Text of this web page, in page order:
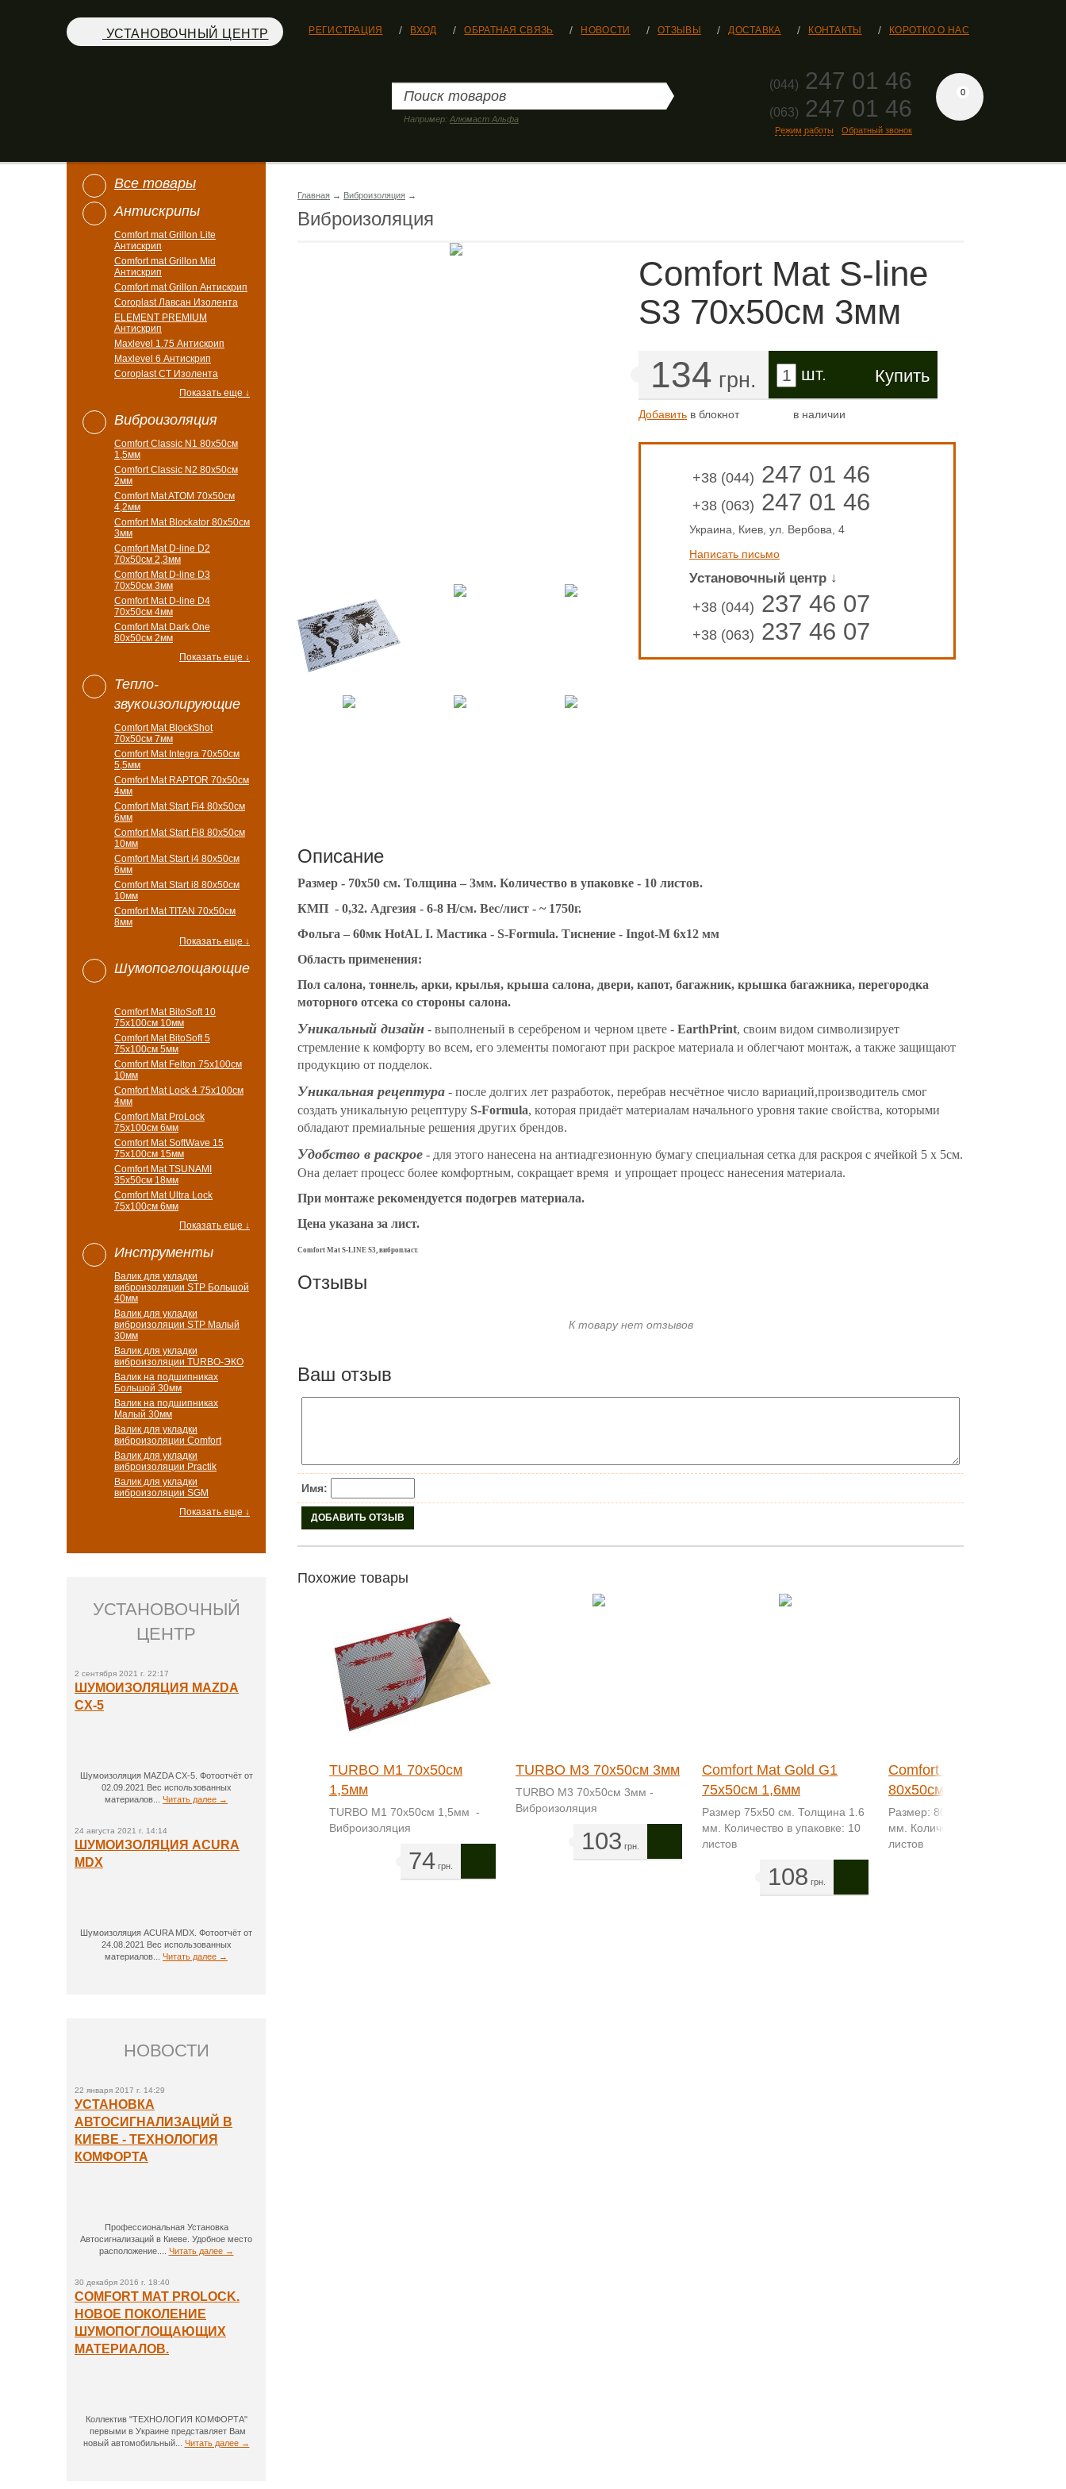
УСТАНОВОЧНЫЙ ЦЕНТР РЕГИСТРАЦИЯ ВХОД ОБРАТНАЯ СВЯЗЬ НОВОСТИ ОТЗЫВЫ ДОСТАВКА КОНТАКТЫ КОРОТКО О НАС
Например: Алюмаст Альфа
(044) 247 01 46
(063) 247 01 46
Режим работы Обратный звонок
0
Все товары
Антискрипы
Comfort mat Grillon Lite
Антискрип
Comfort mat Grillon Mid
Антискрип
Comfort mat Grillon Антискрип
Coroplast Лавсан Изолента
ELEMENT PREMIUM
Антискрип
Maxlevel 1.75 Антискрип
Maxlevel 6 Антискрип
Coroplast CT Изолента
Показать еще ↓
Виброизоляция
Comfort Classic N1 80x50см
1,5мм
Comfort Classic N2 80x50см
2мм
Comfort Mat ATOM 70x50см
4,2мм
Comfort Mat Blockator 80х50см
3мм
Comfort Mat D-line D2
70х50см 2,3мм
Comfort Mat D-line D3
70х50см 3мм
Comfort Mat D-line D4
70х50см 4мм
Comfort Mat Dark One
80x50см 2мм
Показать еще ↓
Тепло-
звукоизолирующие
Comfort Mat BlockShot
70х50см 7мм
Comfort Mat Integra 70х50см
5,5мм
Comfort Mat RAPTOR 70х50см
4мм
Comfort Mat Start Fi4 80х50см
6мм
Comfort Mat Start Fi8 80х50см
10мм
Comfort Mat Start i4 80х50см
6мм
Comfort Mat Start i8 80х50см
10мм
Comfort Mat TITAN 70х50см
8мм
Показать еще ↓
Шумопоглощающие
Comfort Mat BitoSoft 10
75x100см 10мм
Comfort Mat BitoSoft 5
75x100см 5мм
Comfort Mat Felton 75х100см
10мм
Comfort Mat Lock 4 75х100см
4мм
Comfort Mat ProLock
75х100см 6мм
Comfort Mat SoftWave 15
75х100см 15мм
Comfort Mat TSUNAMI
35х50см 18мм
Comfort Mat Ultra Lock
75х100см 6мм
Показать еще ↓
Инструменты
Валик для укладки
виброизоляции STP Большой
40мм
Валик для укладки
виброизоляции STP Малый
30мм
Валик для укладки
виброизоляции TURBO-ЭКО
Валик на подшипниках
Большой 30мм
Валик на подшипниках
Малый 30мм
Валик для укладки
виброизоляции Comfort
Валик для укладки
виброизоляции Practik
Валик для укладки
виброизоляции SGM
Показать еще ↓
УСТАНОВОЧНЫЙ
ЦЕНТР
2 сентября 2021 г. 22:17
ШУМОИЗОЛЯЦИЯ MAZDA
CX-5
Шумоизоляция MAZDA CX-5. Фотоотчёт от
02.09.2021 Вес использованных
материалов... Читать далее →
24 августа 2021 г. 14:14
ШУМОИЗОЛЯЦИЯ ACURA
MDX
Шумоизоляция ACURA MDX. Фотоотчёт от
24.08.2021 Вес использованных
материалов... Читать далее →
НОВОСТИ
22 января 2017 г. 14:29
УСТАНОВКА
АВТОСИГНАЛИЗАЦИЙ В
КИЕВЕ - ТЕХНОЛОГИЯ
КОМФОРТА
Профессиональная Установка
Автосигнализаций в Киеве. Удобное место
расположение.... Читать далее →
30 декабря 2016 г. 18:40
COMFORT MAT PROLOCK.
НОВОЕ ПОКОЛЕНИЕ
ШУМОПОГЛОЩАЮЩИХ
МАТЕРИАЛОВ.
Коллектив "ТЕХНОЛОГИЯ КОМФОРТА"
первыми в Украине представляет Вам
новый автомобильный... Читать далее →
Главная → Виброизоляция →
Виброизоляция
Comfort Mat S-line
S3 70х50см 3мм
134 грн.
Добавить в блокнот
шт.
в наличии
+38 (044) 247 01 46
+38 (063) 247 01 46
Украина, Киев, ул. Вербова, 4
Написать письмо
Установочный центр ↓
+38 (044) 237 46 07
+38 (063) 237 46 07
Описание
Размер - 70х50 см. Толщина – 3мм. Количество в упаковке - 10 листов.
КМП - 0,32. Адгезия - 6-8 Н/см. Вес/лист - ~ 1750г.
Фольга – 60мк HotAL I. Мастика - S-Formula. Тиснение - Ingot-M 6х12 мм
Область применения:
Пол салона, тоннель, арки, крылья, крыша салона, двери, капот, багажник, крышка багажника, перегородка
моторного отсека со стороны салона.
Уникальный дизайн - выполненый в серебреном и черном цвете - EarthPrint, своим видом символизирует
стремление к комфорту во всем, его элементы помогают при раскрое материала и облегчают монтаж, а также защищают
продукцию от подделок.
Уникальная рецептура - после долгих лет разработок, перебрав несчётное число вариаций,производитель смог
создать уникальную рецептуру S-Formula, которая придаёт материалам начального уровня такие свойства, которыми
обладают премиальные решения других брендов.
Удобство в раскрое - для этого нанесена на антиадгезионную бумагу специальная сетка для раскроя с ячейкой 5 х 5см.
Она делает процесс более комфортным, сокращает время и упрощает процесс нанесения материала.
При монтаже рекомендуется подогрев материала.
Цена указана за лист.
Comfort Mat S-LINE S3, вибропласт.
Отзывы
К товару нет отзывов
Ваш отзыв
Имя:
Похожие товары
iMAT M1+ 50х60см
1,5мм
мм . Количество в упаковке: 30
листов
TURBO M1 70х50см
1,5мм
TURBO M1 70х50см 1,5мм -
Виброизоляция
74 грн.
TURBO M3 70х50см 3мм
TURBO M3 70х50см 3мм -
Виброизоляция
103 грн.
Comfort Mat Gold G1
75х50см 1,6мм
Размер 75х50 см. Толщина 1.6
мм. Количество в упаковке: 10
листов
108 грн.
Comfort Mat Dark Super
80x50см 3мм
Размер: 80x50 см. Толщина 3
мм. Количество в упаковке: 10
листов